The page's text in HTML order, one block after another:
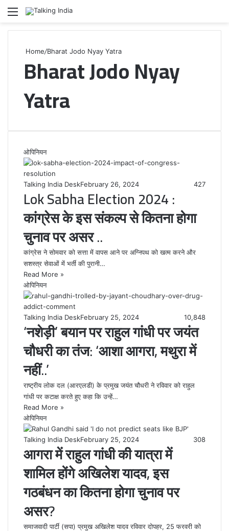
Menu
Home/Bharat Jodo Nyay Yatra
Bharat Jodo Nyay
Yatra
ओपिनियन
Talking India DeskFebruary 26, 2024 427
Lok Sabha Election 2024 :
कांग्रेस के इस संकल्प से कितना होगा
चुनाव पर असर ..
कांग्रेस ने सोमवार को सत्ता में वापस आने पर अग्निपथ को खत्म करने और
सशस्त्र सेवाओं में भर्ती की पुरानी…
Read More »
ओपिनियन
Talking India DeskFebruary 25, 2024 10,848
‘नशेड़ी’ बयान पर राहुल गांधी पर जयंत
चौधरी का तंज: ‘आशा आगरा, मथुरा में
नहीं..’
राष्ट्रीय लोक दल (आरएलडी) के प्रमुख जयंत चौधरी ने रविवार को राहुल
गांधी पर कटाक्ष करते हुए कहा कि उन्हें…
Read More »
ओपिनियन
Talking India DeskFebruary 25, 2024 308
आगरा में राहुल गांधी की यात्रा में
शामिल होंगे अखिलेश यादव, इस
गठबंधन का कितना होगा चुनाव पर
असर?
समाजवादी पार्टी (सपा) प्रमुख अखिलेश यादव रविवार दोपहर, 25 फरवरी को